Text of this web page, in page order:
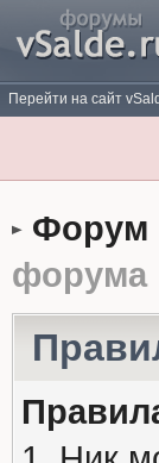
Перейти на сайт
Форум
форума